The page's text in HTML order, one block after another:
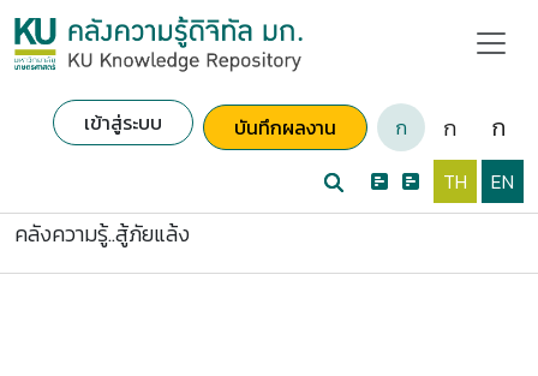
เข้าสู่ระบบ บันทึกผลงาน ก ก ก
TH EN
คลังความรู้..สู้ภัยแล้ง